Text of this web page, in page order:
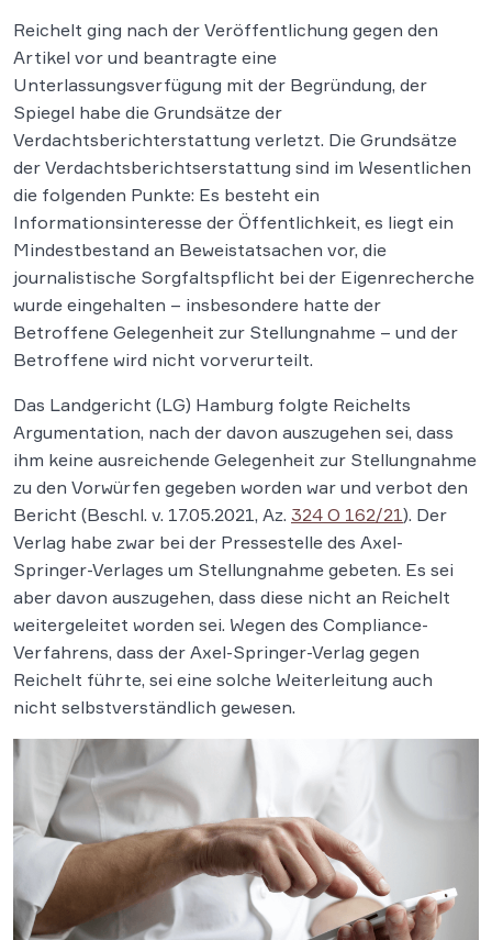
Reichelt ging nach der Veröffentlichung gegen den
Artikel vor und beantragte eine
Unterlassungsverfügung mit der Begründung, der
Spiegel habe die Grundsätze der
Verdachtsberichterstattung verletzt. Die Grundsätze
der Verdachtsberichtserstattung sind im Wesentlichen
die folgenden Punkte: Es besteht ein
Informationsinteresse der Öffentlichkeit, es liegt ein
Mindestbestand an Beweistatsachen vor, die
journalistische Sorgfaltspflicht bei der Eigenrecherche
wurde eingehalten – insbesondere hatte der
Betroffene Gelegenheit zur Stellungnahme – und der
Betroffene wird nicht vorverurteilt.
Das Landgericht (LG) Hamburg folgte Reichelts
Argumentation, nach der davon auszugehen sei, dass
ihm keine ausreichende Gelegenheit zur Stellungnahme
zu den Vorwürfen gegeben worden war und verbot den
Bericht (Beschl. v. 17.05.2021, Az. 324 O 162/21). Der
Verlag habe zwar bei der Pressestelle des Axel-
Springer-Verlages um Stellungnahme gebeten. Es sei
aber davon auszugehen, dass diese nicht an Reichelt
weitergeleitet worden sei. Wegen des Compliance-
Verfahrens, dass der Axel-Springer-Verlag gegen
Reichelt führte, sei eine solche Weiterleitung auch
nicht selbstverständlich gewesen.